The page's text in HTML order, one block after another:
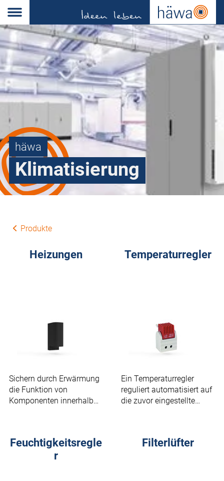
häwa
Klimatisierung
Produkte
Heizungen
Sichern durch Erwärmung
die Funktion von
Komponenten innerhalb
Temperaturregler
Ein Temperaturregler
reguliert automatisiert auf
die zuvor eingestellte
Feuchtigkeitsregle
r
Filterlüfter